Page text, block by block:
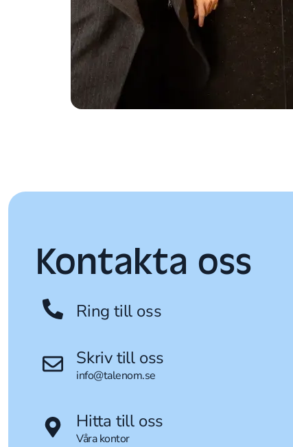
Kontakta oss
Ring till oss
Skriv till oss
info@talenom.se
Hitta till oss
Våra kontor